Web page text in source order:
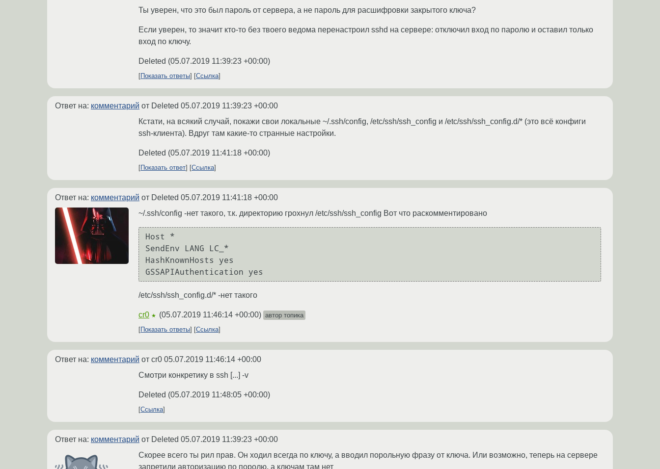
Ты уверен, что это был пароль от сервера, а не пароль для расшифровки закрытого ключа?
Если уверен, то значит кто-то без твоего ведома перенастроил sshd на сервере: отключил вход по паролю и оставил только
вход по ключу.
Deleted (05.07.2019 11:39:23 +00:00)
Показать ответы Ссылка
Ответ на: комментарий от Deleted 05.07.2019 11:39:23 +00:00
Кстати, на всякий случай, покажи свои локальные ~/.ssh/config, /etc/ssh/ssh_config и /etc/ssh/ssh_config.d/* (это всё конфиги
ssh-клиента). Вдруг там какие-то странные настройки.
Deleted (05.07.2019 11:41:18 +00:00)
Показать ответ Ссылка
Ответ на: комментарий от Deleted 05.07.2019 11:41:18 +00:00
~/.ssh/config -нет такого, т.к. директорию грохнул /etc/ssh/ssh_config Вот что раскомментировано
Host *
SendEnv LANG LC_*
HashKnownHosts yes
GSSAPIAuthentication yes
/etc/ssh/ssh_config.d/* -нет такого
cr0 ★ (05.07.2019 11:46:14 +00:00) автор топика
Показать ответы
Ссылка
Ответ на: комментарий от cr0 05.07.2019 11:46:14 +00:00
Смотри конкретику в ssh [...] -v
Deleted (05.07.2019 11:48:05 +00:00)
Ссылка
Ответ на: комментарий от Deleted 05.07.2019 11:39:23 +00:00
Скорее всего ты рил прав. Он ходил всегда по ключу, а вводил порольную фразу от ключа. Или возможно, теперь на сервере
запретили авторизацию по поролю, а ключам там нет